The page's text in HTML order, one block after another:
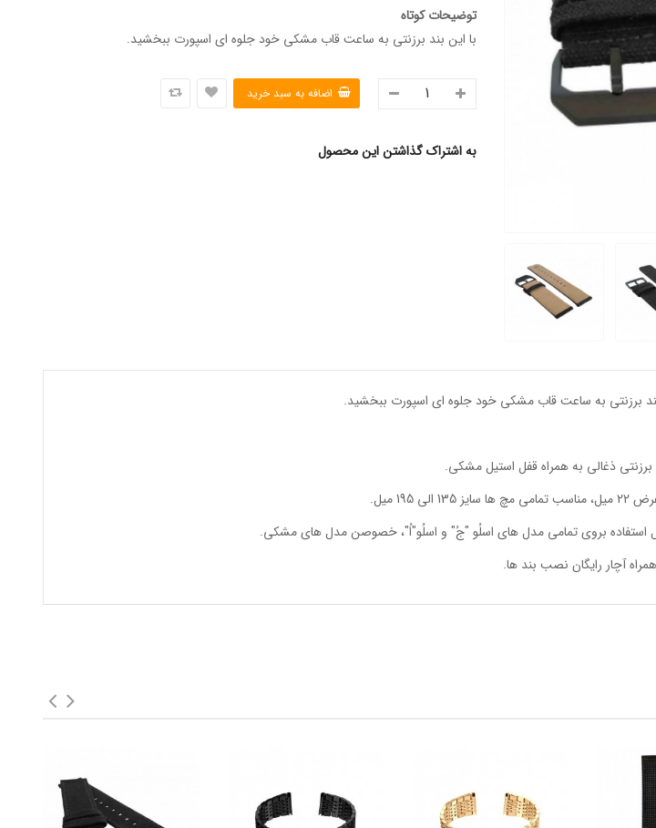
توضیحات کوتاه
با این بند برزنتی به ساعت قاب مشکی خود جلوه ای اسپورت ببخشید.
به اشتراک گذاشتن این محصول
برزنتی به ساعت قاب مشکی خود جلوه ای اسپورت ببخشید.
برزنتی ذغالی به همراه قفل استیل مشکی.
مچ ها سایز 135 الی 195 میل.
استفاده بروی تمامی مدل های اسلُو "جُ" و اسلُو"اُ"، خصوصن مدل های مشکی.
آچار رایگان نصب بند ها.